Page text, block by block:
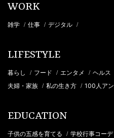
WORK
雑学 / 仕事 / デジタル /
LIFESTYLE
暮らし / フード / エンタメ / ヘルス
夫婦・家族 / 私の生き方 / 100人ア
EDUCATION
子供の五感を育てる / 学校行事コーデ